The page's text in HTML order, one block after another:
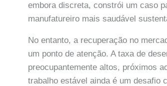
embora discreta, constrói um caso
manufatureiro mais saudável
No entanto, a recuperação no
um ponto de atenção. A taxa de
preocupantemente altos, próximos
trabalho estável ainda é um desafio